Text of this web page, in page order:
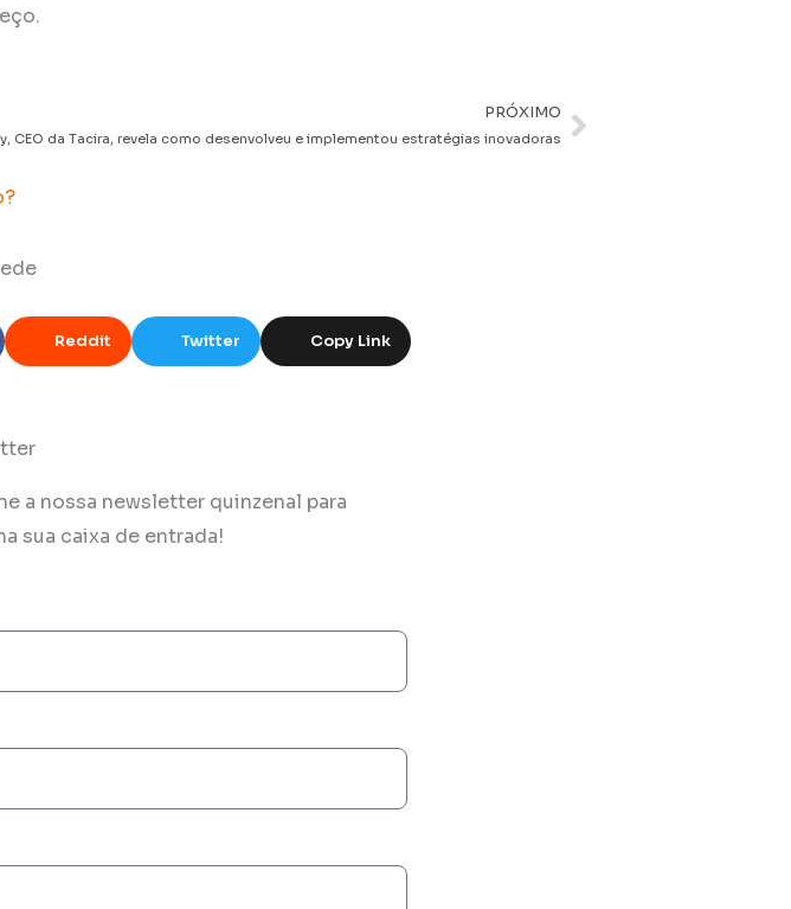
PRÓXIMO
CEO da Tacira, revela como desenvolveu e implementou estratégias inovadoras Próximo
Reddit Twitter Copy Link
a nossa newsletter quinzenal para
sua caixa de entrada!